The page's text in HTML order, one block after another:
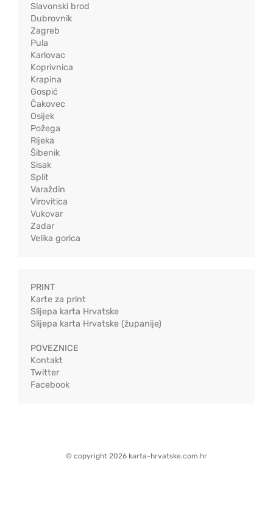
Slavonski brod
Dubrovnik
Zagreb
Pula
Karlovac
Koprivnica
Krapina
Gospić
Čakovec
Osijek
Požega
Rijeka
Šibenik
Sisak
Split
Varaždin
Virovitica
Vukovar
Zadar
Velika gorica
PRINT
Karte za print
Slijepa karta Hrvatske
Slijepa karta Hrvatske (županije)
POVEZNICE
Kontakt
Twitter
Facebook
© copyright 2026 karta-hrvatske.com.hr